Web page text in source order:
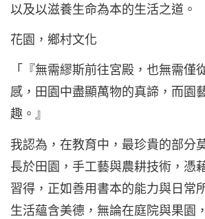
以及以滋養生命為本的生活之道。
花園，鄉村文化
「『無需繆斯前往宮殿，也無需僅
感，田園中盡顯萬物的真諦，而園
趣。』
我認為，在教育中，最珍貴的部分
長於田園，手工藝與農耕技術，憑
習得，正如善用書本的能力與日常
生活蘊含美德，無論在庭院與果園